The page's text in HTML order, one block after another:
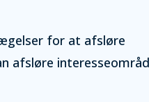
for at afsløre
afsløre